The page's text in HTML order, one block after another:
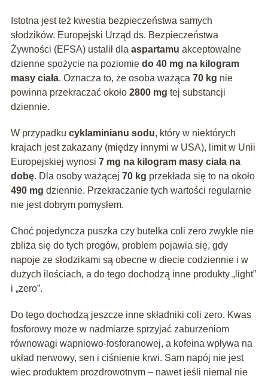
Istotna jest też kwestia bezpieczeństwa samych
słodzików. Europejski Urząd ds. Bezpieczeństwa
Żywności (EFSA) ustalił dla aspartamu akceptowalne
dzienne spożycie na poziomie do 40 mg na kilogram
masy ciała. Oznacza to, że osoba ważąca 70 kg nie
powinna przekraczać około 2800 mg tej substancji
dziennie.
W przypadku cyklaminianu sodu, który w niektórych
krajach jest zakazany (między innymi w USA), limit w Unii
Europejskiej wynosi 7 mg na kilogram masy ciała na
dobę. Dla osoby ważącej 70 kg przekłada się to na około
490 mg dziennie. Przekraczanie tych wartości regularnie
nie jest dobrym pomysłem.
Choć pojedyncza puszka czy butelka coli zero zwykle nie
zbliża się do tych progów, problem pojawia się, gdy
napoje ze słodzikami są obecne w diecie codziennie i w
dużych ilościach, a do tego dochodzą inne produkty „light”
i „zero”.
Do tego dochodzą jeszcze inne składniki coli zero. Kwas
fosforowy może w nadmiarze sprzyjać zaburzeniom
równowagi wapniowo-fosforanowej, a kofeina wpływa na
układ nerwowy, sen i ciśnienie krwi. Sam napój nie jest
więc produktem prozdrowotnym – nawet jeśli niemal nie